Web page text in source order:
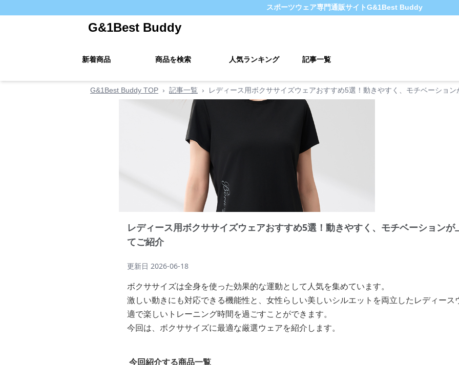
スポーツウェア専門通販サイトG&1Best Buddy
G&1Best Buddy
新着商品 商品を検索 人気ランキング 記事一覧
G&1Best Buddy TOP › 記事一覧 › レディース用ボクササイズウェアおすすめ5選！動きやすく、モチベーショ
レディース用ボクササイズウェアおすすめ5選！動きやすく、モチベーション
てご紹介
更新日 2026-06-18
ボクササイズは全身を使った効果的な運動として人気を集めています。
激しい動きにも対応できる機能性と、女性らしい美しいシルエットを両立したレディー
適で楽しいトレーニング時間を過ごすことができます。
今回は、ボクササイズに最適な厳選ウェアを紹介します。
今回紹介する商品一覧